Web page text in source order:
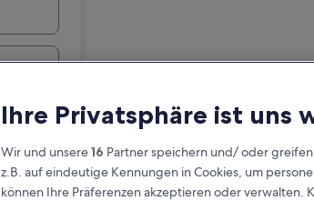
Ihre Privatsphäre ist uns
Wir und unsere16 Partner speichern und/ oder
z.B. auf eindeutige Kennungen in Cookies, um
können Ihre Präferenzen akzeptieren oder verwalten.